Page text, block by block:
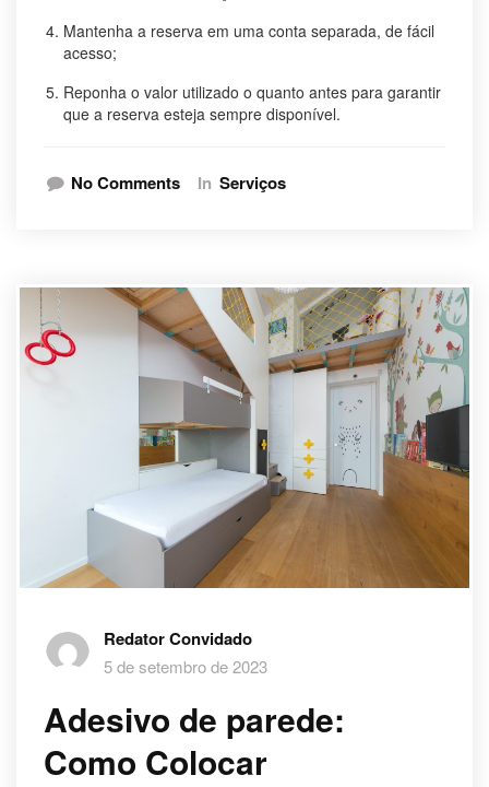
Mantenha a reserva em uma conta separada, de fácil
acesso;
Reponha o valor utilizado o quanto antes para garantir
que a reserva esteja sempre disponível.
No Comments In Serviços
Redator Convidado
5 de setembro de 2023
Adesivo de parede:
Como Colocar